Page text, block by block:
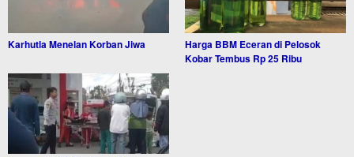
Karhutla Menelan Korban Jiwa
Harga BBM Eceran di Pelosok
Kobar Tembus Rp 25 Ribu